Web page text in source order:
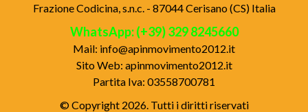
Frazione Codicina, s.n.c. - 87044 Cerisano (CS) Italia
WhatsApp: (+39) 329 8245660
Mail: info@apinmovimento2012.it
Sito Web: apinmovimento2012.it
Partita Iva: 03558700781
© Copyright 2026. Tutti i diritti riservati